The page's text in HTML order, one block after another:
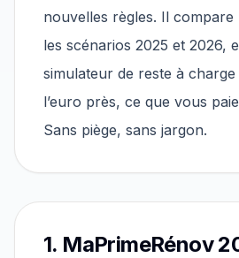
nouvelles règles. Il
les scénarios 2025 et 2026,
simulateur de reste à
l’euro près, ce que vous
Sans piège, sans jargon.
1. MaPrimeRénov